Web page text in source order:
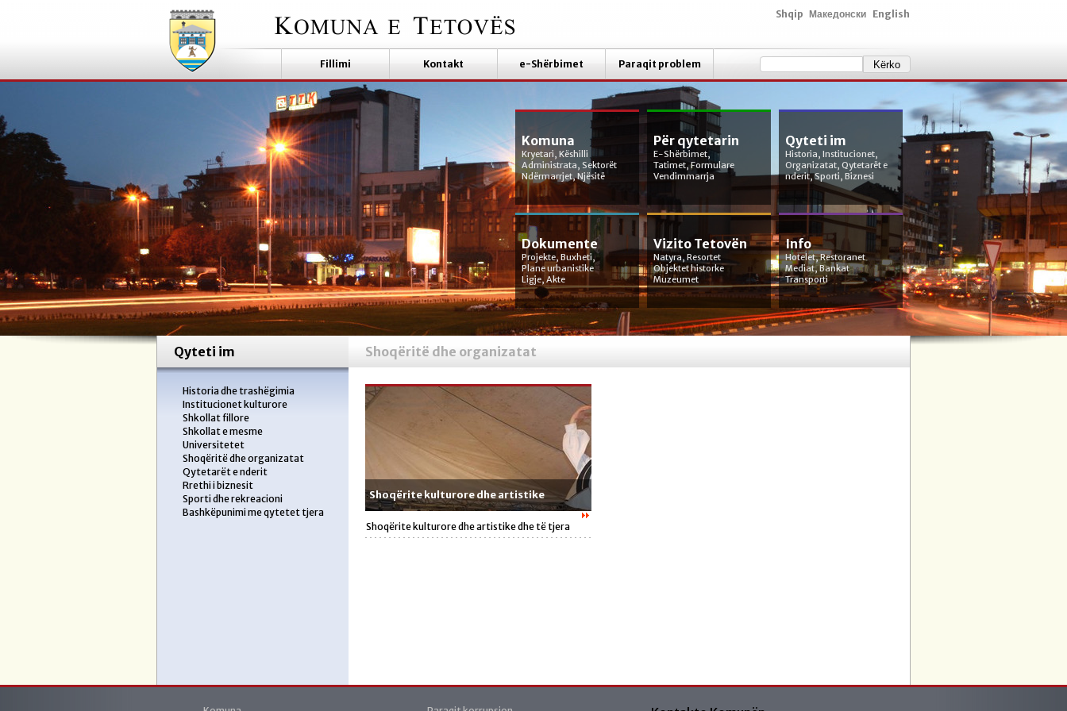
Shqip Македонски English
Fillimi Kontakt e-Shërbimet Paraqit problem
Komuna
Kryetari, Këshilli
Administrata, Sektorët
Ndërmarrjet, Njësitë
Për qytetarin
E-Shërbimet,
Tatimet, Formulare
Vendimmarrja
Qyteti im
Historia, Institucionet,
Organizatat, Qytetarët e
nderit, Sporti, Biznesi
Dokumente
Projekte, Buxheti,
Plane urbanistike
Ligje, Akte
Vizito Tetovën
Natyra, Resortet
Objektet historke
Muzeumet
Info
Hotelet, Restoranet
Mediat, Bankat
Transporti
Qyteti im Shoqëritë dhe organizatat
Historia dhe trashëgimia
Institucionet kulturore
Shkollat fillore
Shkollat e mesme
Universitetet
Shoqëritë dhe organizatat
Qytetarët e nderit
Rrethi i biznesit
Sporti dhe rekreacioni
Bashkëpunimi me qytetet tjera
Shoqërite kulturore dhe artistike
Shoqërite kulturore dhe artistike dhe të tjera